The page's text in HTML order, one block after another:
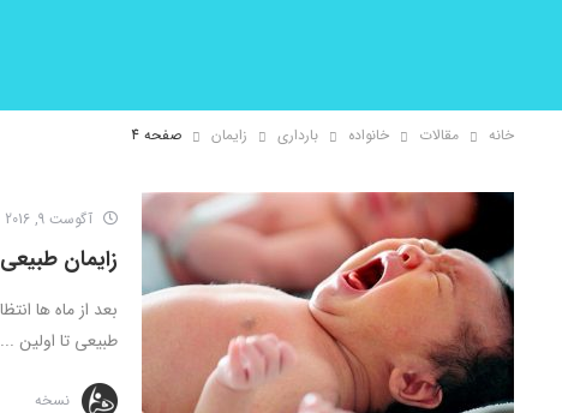
خانه مقالات خانواده بارداری زایمان صفحه 4
آگوست 9, 2016
زایمان طبیعی
بعد از ماه ها
طبیعی تا اولین ...
نسخه